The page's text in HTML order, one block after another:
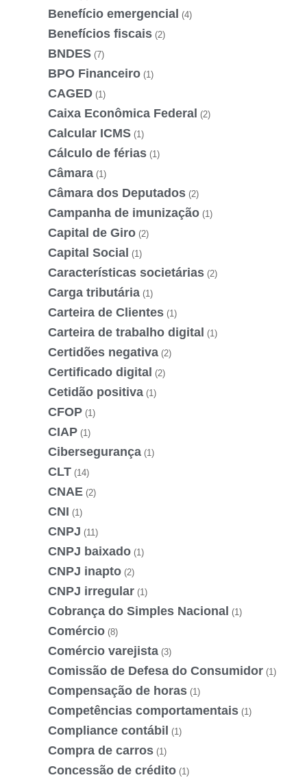
Benefício emergencial (4)
Benefícios fiscais (2)
BNDES (7)
BPO Financeiro (1)
CAGED (1)
Caixa Econômica Federal (2)
Calcular ICMS (1)
Cálculo de férias (1)
Câmara (1)
Câmara dos Deputados (2)
Campanha de imunização (1)
Capital de Giro (2)
Capital Social (1)
Características societárias (2)
Carga tributária (1)
Carteira de Clientes (1)
Carteira de trabalho digital (1)
Certidões negativa (2)
Certificado digital (2)
Cetidão positiva (1)
CFOP (1)
CIAP (1)
Cibersegurança (1)
CLT (14)
CNAE (2)
CNI (1)
CNPJ (11)
CNPJ baixado (1)
CNPJ inapto (2)
CNPJ irregular (1)
Cobrança do Simples Nacional (1)
Comércio (8)
Comércio varejista (3)
Comissão de Defesa do Consumidor (1)
Compensação de horas (1)
Competências comportamentais (1)
Compliance contábil (1)
Compra de carros (1)
Concessão de crédito (1)